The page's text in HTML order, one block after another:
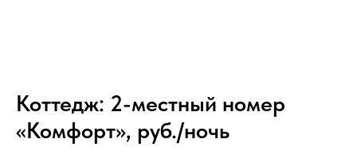
Коттедж: 2-местный номер
«Комфорт», руб./ночь